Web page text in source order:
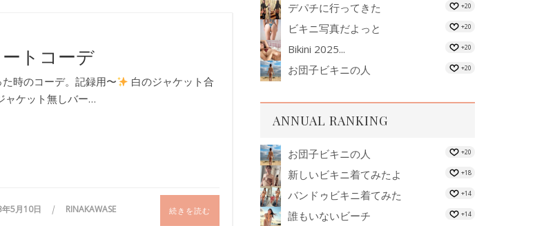
トコーデ
時のコーデ。記録用〜
白のジャケット合
ャケット無しバー…
5月10日 RINAKAWASE 続きを読む
デパチに行ってきた +20
ビキニ写真だよっと +20
Bikini 2025... +20
お団子ビキニの人 +20
ANNUAL RANKING
お団子ビキニの人 +20
新しいビキニ着てみたよ +18
バンドゥビキニ着てみた +14
誰もいないビーチ +14